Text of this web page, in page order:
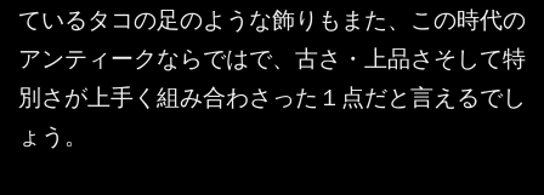
ているタコの足のような飾りもまた、この時代の
アンティークならではで、古さ・上品さそして特
別さが上手く組み合わさった１点だと言えるでし
ょう。